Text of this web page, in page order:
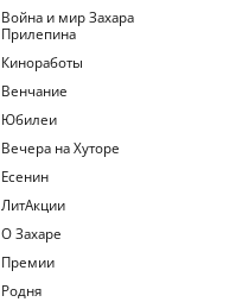
Война и мир Захара
Прилепина
Киноработы
Венчание
Юбилеи
Вечера на Хуторе
Есенин
ЛитАкции
О Захаре
Премии
Родня